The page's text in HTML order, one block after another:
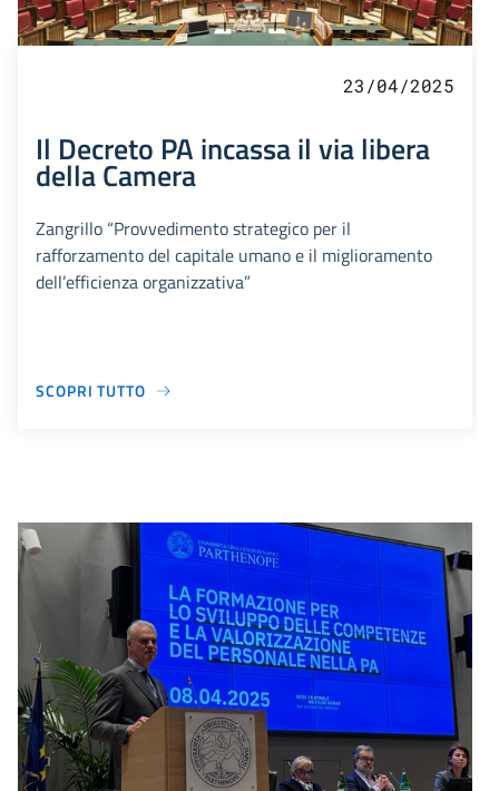
23/04/2025
Il Decreto PA incassa il via libera
della Camera
Zangrillo “Provvedimento strategico per il
rafforzamento del capitale umano e il miglioramento
dell’efficienza organizzativa”
SCOPRI TUTTO